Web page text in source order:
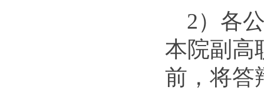
2）各
本院副高
前，将答